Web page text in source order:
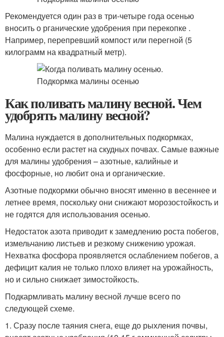
Рекомендуется один раз в три-четыре года осенью
вносить о рганические удобрения при перекопке .
Например, перепревший компост или перегной (5
килограмм на квадратный метр).
Как поливать малину весной. Чем
удобрять малину весной?
Малина нуждается в дополнительных подкормках,
особенно если растет на скудных почвах. Самые важные
для малины удобрения – азотные, калийные и
фосфорные, но любит она и органические.
Азотные подкормки обычно вносят именно в весеннее и
летнее время, поскольку они снижают морозостойкость и
не годятся для использования осенью.
Недостаток азота приводит к замедлению роста побегов,
измельчанию листьев и резкому снижению урожая.
Нехватка фосфора проявляется ослаблением побегов, а
дефицит калия не только плохо влияет на урожайность,
но и сильно снижает зимостойкость.
Подкармливать малину весной лучше всего по
следующей схеме.
1. Сразу после таяния снега, еще до рыхления почвы,